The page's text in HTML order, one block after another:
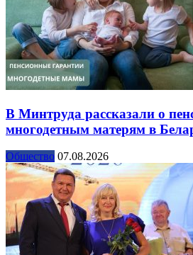
В Минтруда рассказали о
многодетным матерям в
Общество 07.08.2026